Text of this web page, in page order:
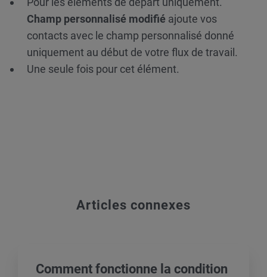
Champ personnalisé modifié ajoute vos
contacts avec le champ personnalisé donné
uniquement au début de votre flux de travail.
Une seule fois pour cet élément.
Articles connexes
Comment fonctionne la condition